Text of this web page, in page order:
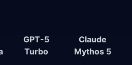
GPT-5
Turbo
Claude
Mythos 5